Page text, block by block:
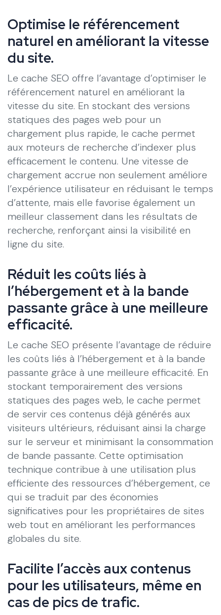
Optimise le référencement
naturel en améliorant la vitesse
du site.
Le cache SEO offre l’avantage d’optimiser le
référencement naturel en améliorant la
vitesse du site. En stockant des versions
statiques des pages web pour un
chargement plus rapide, le cache permet
aux moteurs de recherche d’indexer plus
efficacement le contenu. Une vitesse de
chargement accrue non seulement améliore
l’expérience utilisateur en réduisant le temps
d’attente, mais elle favorise également un
meilleur classement dans les résultats de
recherche, renforçant ainsi la visibilité en
ligne du site.
Réduit les coûts liés à
l’hébergement et à la bande
passante grâce à une meilleure
efficacité.
Le cache SEO présente l’avantage de réduire
les coûts liés à l’hébergement et à la bande
passante grâce à une meilleure efficacité. En
stockant temporairement des versions
statiques des pages web, le cache permet
de servir ces contenus déjà générés aux
visiteurs ultérieurs, réduisant ainsi la charge
sur le serveur et minimisant la consommation
de bande passante. Cette optimisation
technique contribue à une utilisation plus
efficiente des ressources d’hébergement, ce
qui se traduit par des économies
significatives pour les propriétaires de sites
web tout en améliorant les performances
globales du site.
Facilite l’accès aux contenus
pour les utilisateurs, même en
cas de pics de trafic.